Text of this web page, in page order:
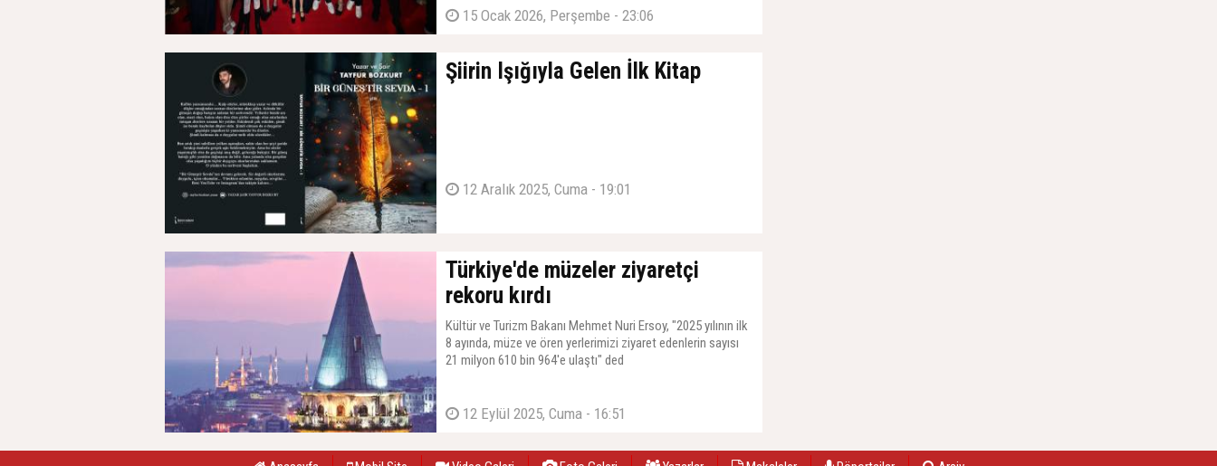
15 Ocak 2026, Perşembe - 23:06
Şiirin Işığıyla Gelen İlk Kitap
12 Aralık 2025, Cuma - 19:01
Türkiye'de müzeler ziyaretçi
rekoru kırdı
Kültür ve Turizm Bakanı Mehmet Nuri Ersoy, "2025 yılının ilk
8 ayında, müze ve ören yerlerimizi ziyaret edenlerin sayısı
21 milyon 610 bin 964'e ulaştı" ded
12 Eylül 2025, Cuma - 16:51